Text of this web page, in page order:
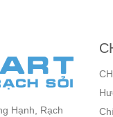
Hạnh, Rạch